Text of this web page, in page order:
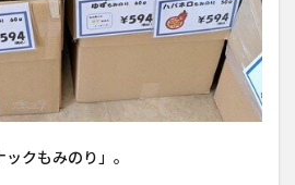
クもみのり」。